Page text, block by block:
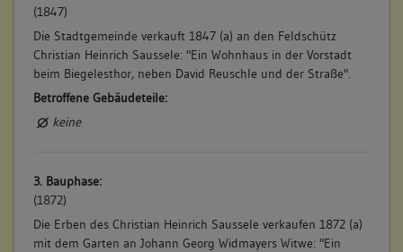
(1847)
Die Stadtgemeinde verkauft 1847 (a) an den Feldschütz
Christian Heinrich Saussele: "Ein Wohnhaus in der Vorstadt
beim Biegelesthor, neben David Reuschle und der Straße".
Betroffene Gebäudeteile:
keine
3. Bauphase:
(1872)
Die Erben des Christian Heinrich Saussele verkaufen 1872 (a)
mit dem Garten an Johann Georg Widmayers Witwe: "Ein